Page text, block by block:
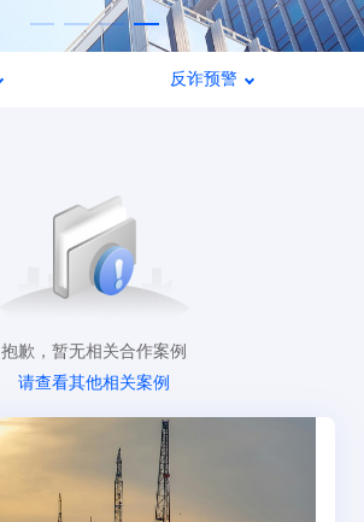
反诈预警
抱歉，暂无相关合作案例
请查看其他相关案例